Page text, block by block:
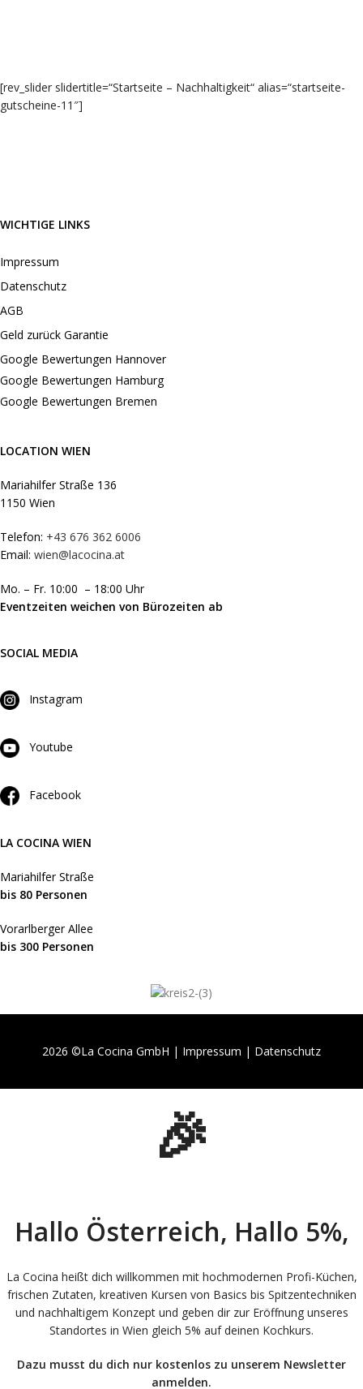
[rev_slider slidertitle=“Startseite – Nachhaltigkeit“ alias=“startseite-
gutscheine-11″]
WICHTIGE LINKS
Impressum
Datenschutz
AGB
Geld zurück Garantie
Google Bewertungen Hannover
Google Bewertungen Hamburg
Google Bewertungen Bremen
LOCATION WIEN
Mariahilfer Straße 136
1150 Wien
Telefon: +43 676 362 6006
Email: wien@lacocina.at
Mo. – Fr. 10:00 – 18:00 Uhr
Eventzeiten weichen von Bürozeiten ab
SOCIAL MEDIA
Instagram
Youtube
Facebook
LA COCINA WIEN
Mariahilfer Straße
bis 80 Personen
Vorarlberger Allee
bis 300 Personen
2026 ©La Cocina GmbH | Impressum | Datenschutz
🎉
Hallo Österreich, Hallo 5%,
La Cocina heißt dich willkommen mit hochmodernen Profi-Küchen,
frischen Zutaten, kreativen Kursen von Basics bis Spitzentechniken
und nachhaltigem Konzept und geben dir zur Eröffnung unseres
Standortes in Wien gleich 5% auf deinen Kochkurs.
Dazu musst du dich nur kostenlos zu unserem Newsletter
anmelden.